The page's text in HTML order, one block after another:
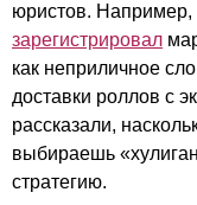
юристов. Например,
зарегистрировал
как неприличное
доставки роллов с
рассказали,
выбираешь
стратегию.